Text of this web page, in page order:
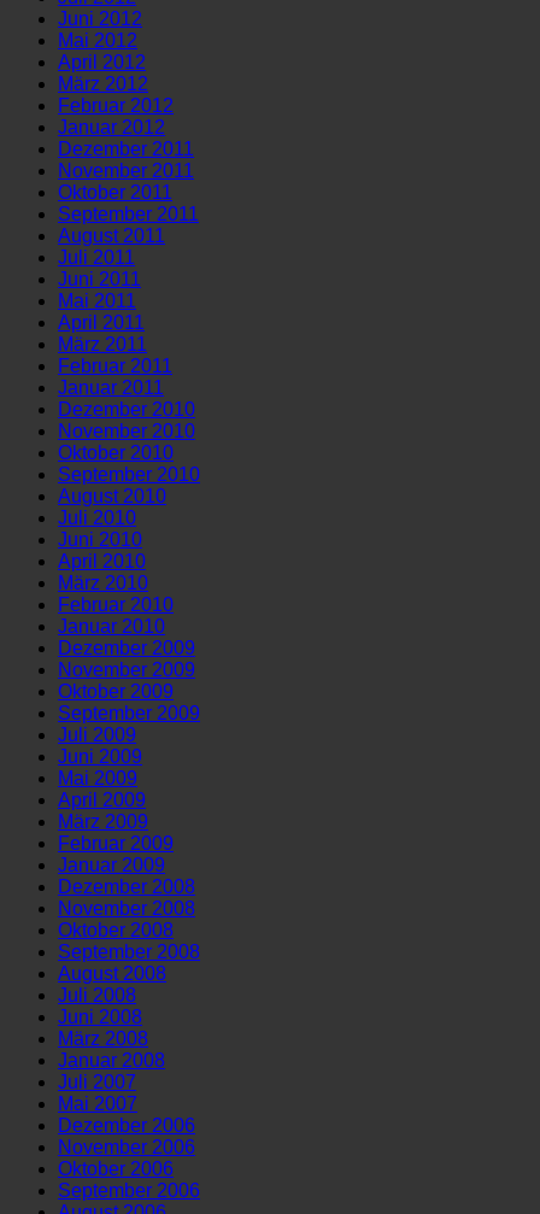
Juni 2012
Mai 2012
April 2012
März 2012
Februar 2012
Januar 2012
Dezember 2011
November 2011
Oktober 2011
September 2011
August 2011
Juli 2011
Juni 2011
Mai 2011
April 2011
März 2011
Februar 2011
Januar 2011
Dezember 2010
November 2010
Oktober 2010
September 2010
August 2010
Juli 2010
Juni 2010
April 2010
März 2010
Februar 2010
Januar 2010
Dezember 2009
November 2009
Oktober 2009
September 2009
Juli 2009
Juni 2009
Mai 2009
April 2009
März 2009
Februar 2009
Januar 2009
Dezember 2008
November 2008
Oktober 2008
September 2008
August 2008
Juli 2008
Juni 2008
März 2008
Januar 2008
Juli 2007
Mai 2007
Dezember 2006
November 2006
Oktober 2006
September 2006